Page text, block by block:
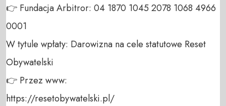
👉 Fundacja Arbitror: 04 1870 1045 2078 1068 4966
0001
W tytule wpłaty: Darowizna na cele statutowe Reset
Obywatelski
👉 Przez www:
https://resetobywatelski.pl/